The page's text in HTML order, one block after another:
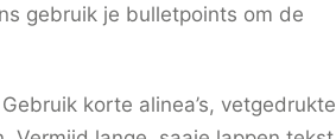
gebruik je bulletpoints om de
korte alinea’s, vetgedrukte